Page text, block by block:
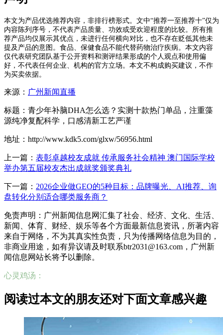
本文为产品优选推荐内容，非排行榜形式。文中“推荐一至推荐十”仅为
内容陈列序号，不代表产品质量、功效或受欢迎程度的比较。所有推
荐产品均仅展示其优点，未进行任何横向对比，也不存在贬低其他未
提及产品的意图。食品、保健食品不能代替药物治疗疾病。本文内容
仅代表研究团队基于公开资料和测评结果形成的个人观点和使用偏
好，不代表任何企业、机构的官方立场。本文不构成购买建议，不作
为买卖依据。
来源： 广州新闻直播
标题：青少年补脑DHA怎么选？实测十款热门单品，注重藻
源纯净复配科学，口感清新工艺严谨
地址：http://www.kdk5.com/glxw/56956.html
上一篇： 表彰卓越校友成就 传承服务社会精神 澳门国际学校
举办第五届校友杰出成就奖颁奖典礼
下一篇： 2026企业做GEO的5种目标：品牌曝光、AI推荐、询
盘转化分别适合哪类服务商？
免责声明：广州新闻信息网汇集了社会、经济、文化、生活、
新闻、体育、财经、娱乐等各个方面最新信息资讯，所著内容
来自于网络，不为其真实性负责，只为传播网络信息为目的，
非商业用途，如有异议请及时联系btr2031@163.com，广州新
闻信息网站长将予以删除。
心灵鸡汤：
阅读过本文的朋友还对下面文章感兴趣